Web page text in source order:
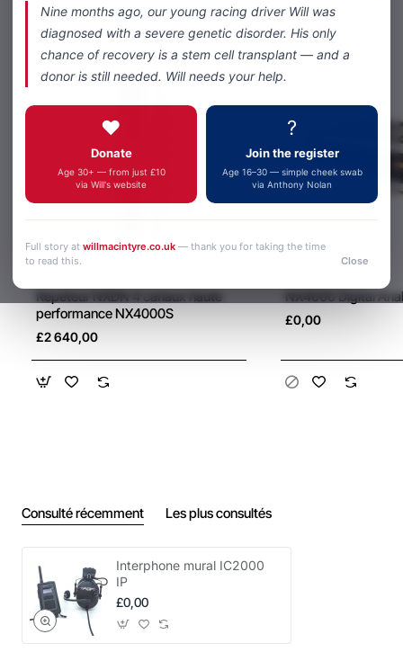
Portée étendue : Fournit une communication fiable
jusqu'à 700 mètres.
Intégration système : S'intègre parfaitement aux
casques radio d'équipe existants.
sur une seule charge.
Produits associés Vous pourriez aimer
Répéteur NXDN 4 canaux haute
performance NX4000S
£2 640,00
NX4000 Digital
£0,00
Consulté récemment Les plus consultés
Interphone mural IC2000
IP
£0,00
Nine months ago, our young racing driver Will was
diagnosed with a severe genetic disorder. His only
chance of recovery is a stem cell transplant — and a
donor is still needed. Will needs your help.
❤️
Donate
Age 30+ — from just £10
via Will's website
?
Join the register
Age 16–30 — simple cheek swab
via Anthony Nolan
Full story atwillmacintyre.co.uk— thank you for taking the time
to read this.
Close